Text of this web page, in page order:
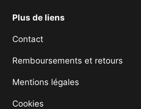
Plus de liens
Contact
Remboursements et retours
Mentions légales
Cookies